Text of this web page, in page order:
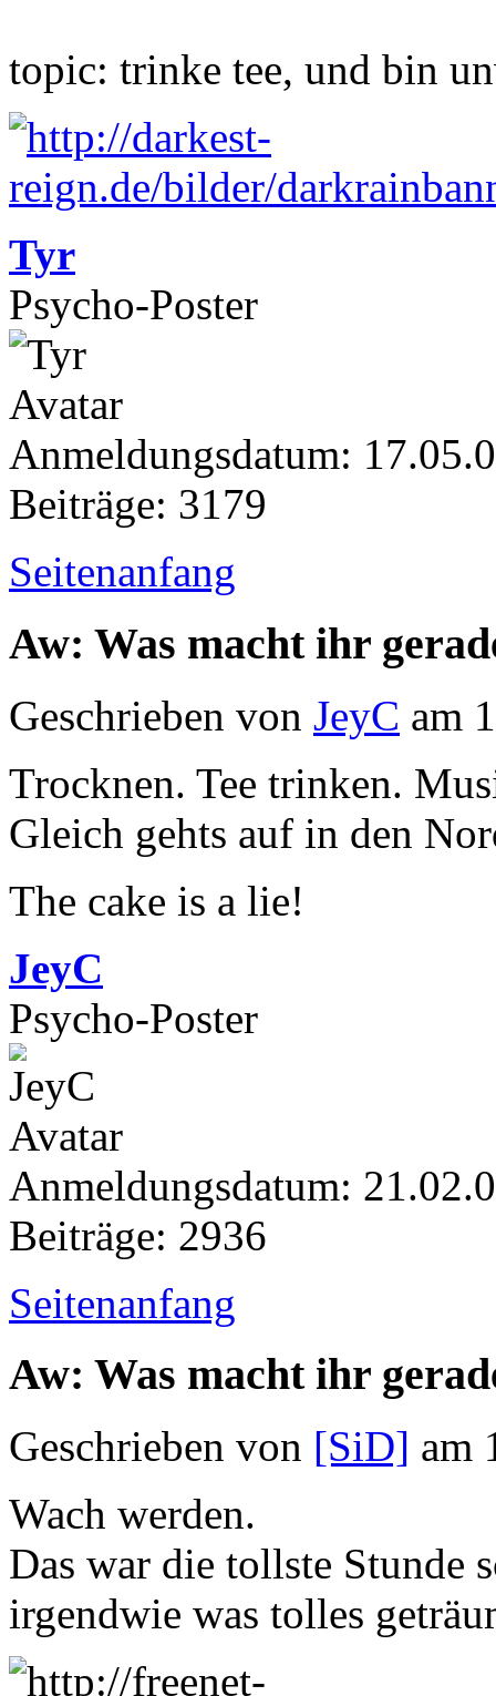
topic: trinke tee, und bin
Tyr
Psycho-Poster
Anmeldungsdatum:
Beiträge: 3179
Seitenanfang
Aw: Was macht ihr
Geschrieben von JeyC am
Trocknen. Tee trinken.
Gleich gehts auf in den
The cake is a lie!
JeyC
Psycho-Poster
Anmeldungsdatum:
Beiträge: 2936
Seitenanfang
Aw: Was macht ihr
Geschrieben von [SiD] am
Wach werden.
Das war die tollste Stunde
irgendwie was tolles